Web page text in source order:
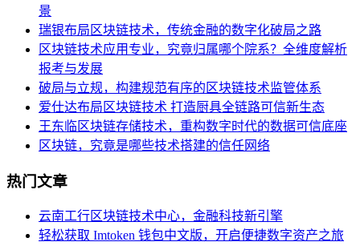
景
瑞银布局区块链技术，传统金融的数字化破局之路
区块链技术应用专业，究竟归属哪个院系？全维度解析
报考与发展
破局与立规，构建规范有序的区块链技术监管体系
爱仕达布局区块链技术 打造厨具全链路可信新生态
王东临区块链存储技术，重构数字时代的数据可信底座
区块链，究竟是哪些技术搭建的信任网络
热门文章
云南工行区块链技术中心，金融科技新引擎
轻松获取 Imtoken 钱包中文版，开启便捷数字资产之旅